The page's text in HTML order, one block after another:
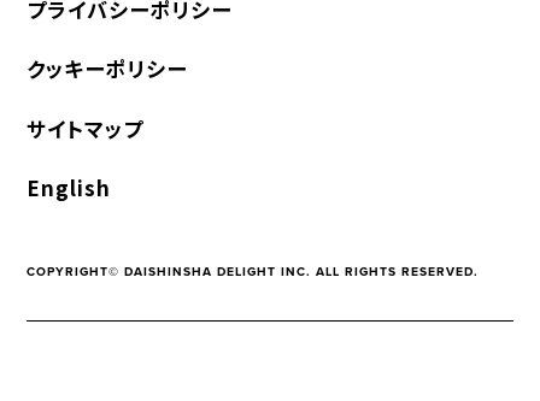
プライバシーポリシー
クッキーポリシー
サイトマップ
English
COPYRIGHT© DAISHINSHA DELIGHT INC. ALL RIGHTS RESERVED.